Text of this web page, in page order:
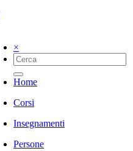
×
Home
Corsi
Insegnamenti
Persone